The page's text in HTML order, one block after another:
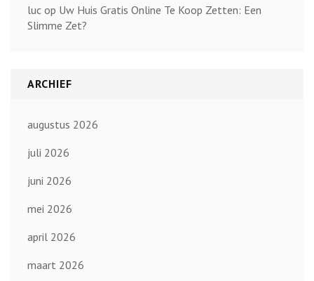
luc op Uw Huis Gratis Online Te Koop Zetten: Een
Slimme Zet?
ARCHIEF
augustus 2026
juli 2026
juni 2026
mei 2026
april 2026
maart 2026